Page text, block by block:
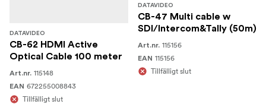
DATAVIDEO
CB-62 HDMI Active
Optical Cable 100 meter
Art.nr. 115148
EAN 672255008843
Tillfälligt slut
DATAVIDEO
CB-47 Multi cable w
SDI/Intercom&Tally (50m)
Art.nr. 115156
EAN 115156
Tillfälligt slut